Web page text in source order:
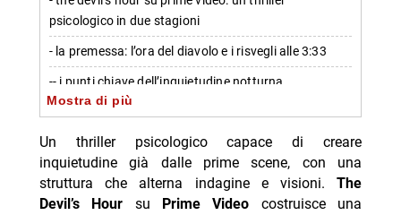
psicologico in due stagioni
- la premessa: l’ora del diavolo e i risvegli alle 3:33
-- i punti chiave dell’inquietudine notturna
- indagine e déjà-vu: la realtà di lucy sfuma
- gideon e il futuro: la narrazione intrecciata tra
personaggi
-- il ruolo di gideon e la sensazione di déjà-vu
Mostra di più
Un thriller psicologico capace di creare
inquietudine già dalle prime scene, con una
struttura che alterna indagine e visioni.The
Devil’s Hour su Prime Video costruisce una